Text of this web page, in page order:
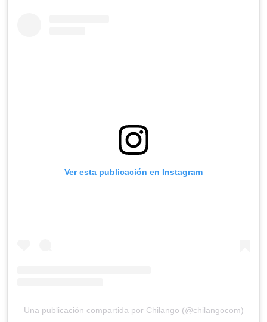
Ver esta publicación en Instagram
Una publicación compartida por Chilango (@chilangocom)